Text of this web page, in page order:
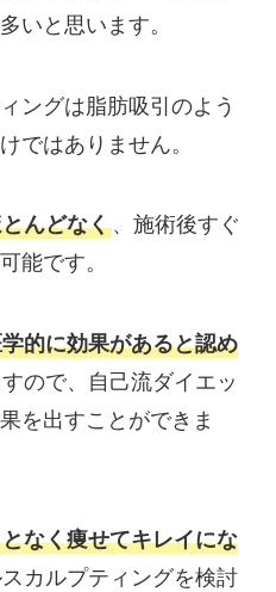
いと思います。
ングは脂肪吸引のよう
ではありません。
んどなく、施術後すぐ
能です。
的に効果があると認め
ので、自己流ダイエッ
を出すことができま
なく痩せてキレイにな
カルプティングを検討